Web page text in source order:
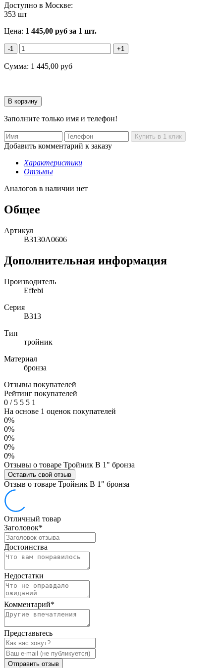
Доступно в Москве:
353 шт
Цена: 1 445,00 руб за 1 шт.
-1 +1
Сумма: 1 445,00 руб
Заполните только имя и телефон!
Добавить комментарий к заказу
Характеристики
Отзывы
Аналогов в наличии нет
Общее
Артикул
B3130A0606
Дополнительная информация
Производитель
Effebi
Серия
B313
Тип
тройник
Материал
бронза
Отзывы покупателей
Рейтинг покупателей
0 /5 5 5 1
На основе 1 оценок покупателей
0%
0%
0%
0%
0%
Отзывы о товаре Тройник В 1" бронза
Оставить свой отзыв
Отзыв о товаре Тройник В 1" бронза
Отличный товар
Заголовок*
Достоинства
Недостатки
Комментарий*
Представьтесь
Отправить отзыв